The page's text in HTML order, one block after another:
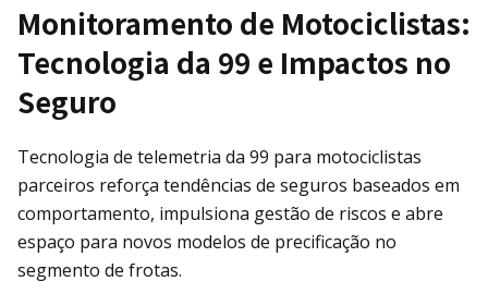
Monitoramento de Motociclistas:
Tecnologia da 99 e Impactos no
Seguro
Tecnologia de telemetria da 99 para motociclistas
parceiros reforça tendências de seguros baseados em
comportamento, impulsiona gestão de riscos e abre
espaço para novos modelos de precificação no
segmento de frotas.